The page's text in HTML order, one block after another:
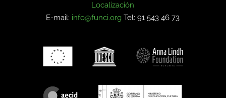
Localización
E-mail: info@funci.org Tel: 91 543 46 73